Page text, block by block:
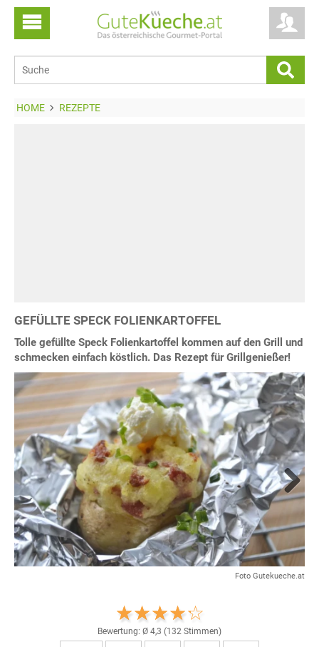
HOME REZEPTE
GEFÜLLTE SPECK FOLIENKARTOFFEL
Tolle gefüllte Speck Folienkartoffel kommen auf den Grill und
schmecken einfach köstlich. Das Rezept für Grillgenießer!
Foto Gutekueche.at
Next
Bewertung: Ø 4,3 (132 Stimmen)